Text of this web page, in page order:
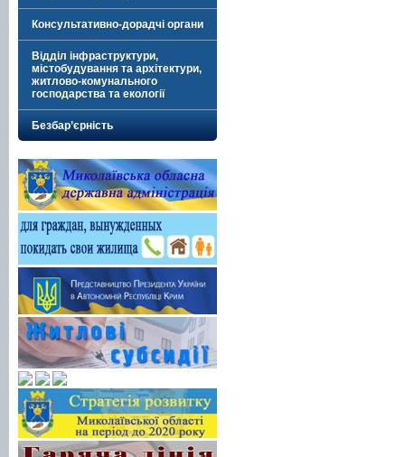
Консультативно-дорадчі органи
Відділ інфраструктури,
містобудування та архітектури,
житлово-комунального
господарства та екології
Безбар’єрність